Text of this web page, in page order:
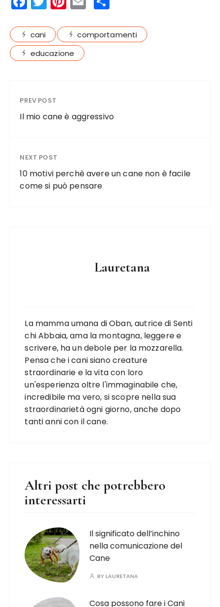
c
e
b
o
k
it
te
r
te
re
st
ai
l
a
re
cani
comportamenti
educazione
PREV POST
Il mio cane è aggressivo
NEXT POST
10 motivi perchè avere un cane non è facile
come si può pensare
Lauretana
La mamma umana di Oban, autrice di Senti
chi Abbaia, ama la montagna, leggere e
scrivere, ha un debole per la mozzarella.
Pensa che i cani siano creature
straordinarie e la vita con loro
un'esperienza oltre l'immaginabile che,
incredibile ma vero, si scopre nella sua
straordinarietà ogni giorno, anche dopo
tanti anni con il cane.
Altri post che potrebbero
interessarti
Il significato dell’inchino
nella comunicazione del
Cane
BYLAURETANA
Cosa possono fare i Cani